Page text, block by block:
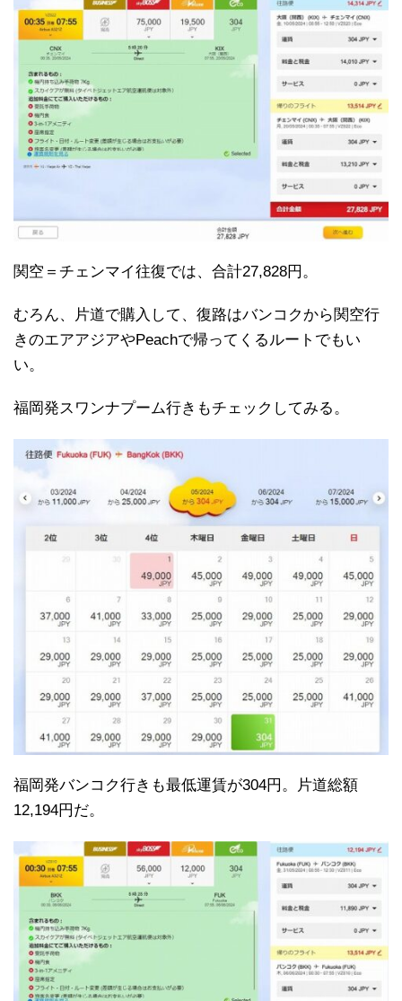
関空＝チェンマイ往復では、合計27,828円。
むろん、片道で購入して、復路はバンコクから関空行
きのエアアジアやPeachで帰ってくるルートでもい
い。
福岡発スワンナプーム行きもチェックしてみる。
福岡発バンコク行きも最低運賃が304円。片道総額
12,194円だ。